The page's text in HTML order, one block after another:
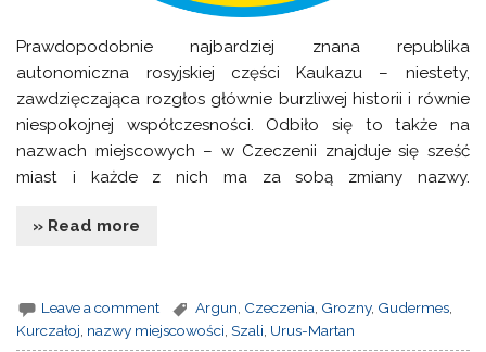
Prawdopodobnie najbardziej znana republika
autonomiczna rosyjskiej części Kaukazu – niestety,
zawdzięczająca rozgłos głównie burzliwej historii i równie
niespokojnej współczesności. Odbiło się to także na
nazwach miejscowych – w Czeczenii znajduje się sześć
miast i każde z nich ma za sobą zmiany nazwy.
» Read more
Leave a comment Argun Czeczenia Grozny, Gudermes
Kurczałoj nazwy miejscowości ,Szali Urus-Martan